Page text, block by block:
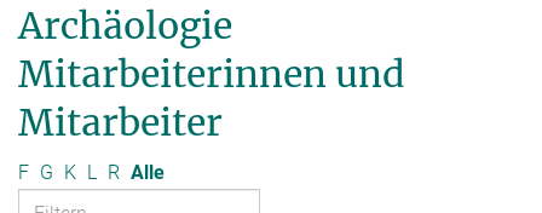
Archäologie
Mitarbeiterinnen und
Mitarbeiter
F G K L R Alle